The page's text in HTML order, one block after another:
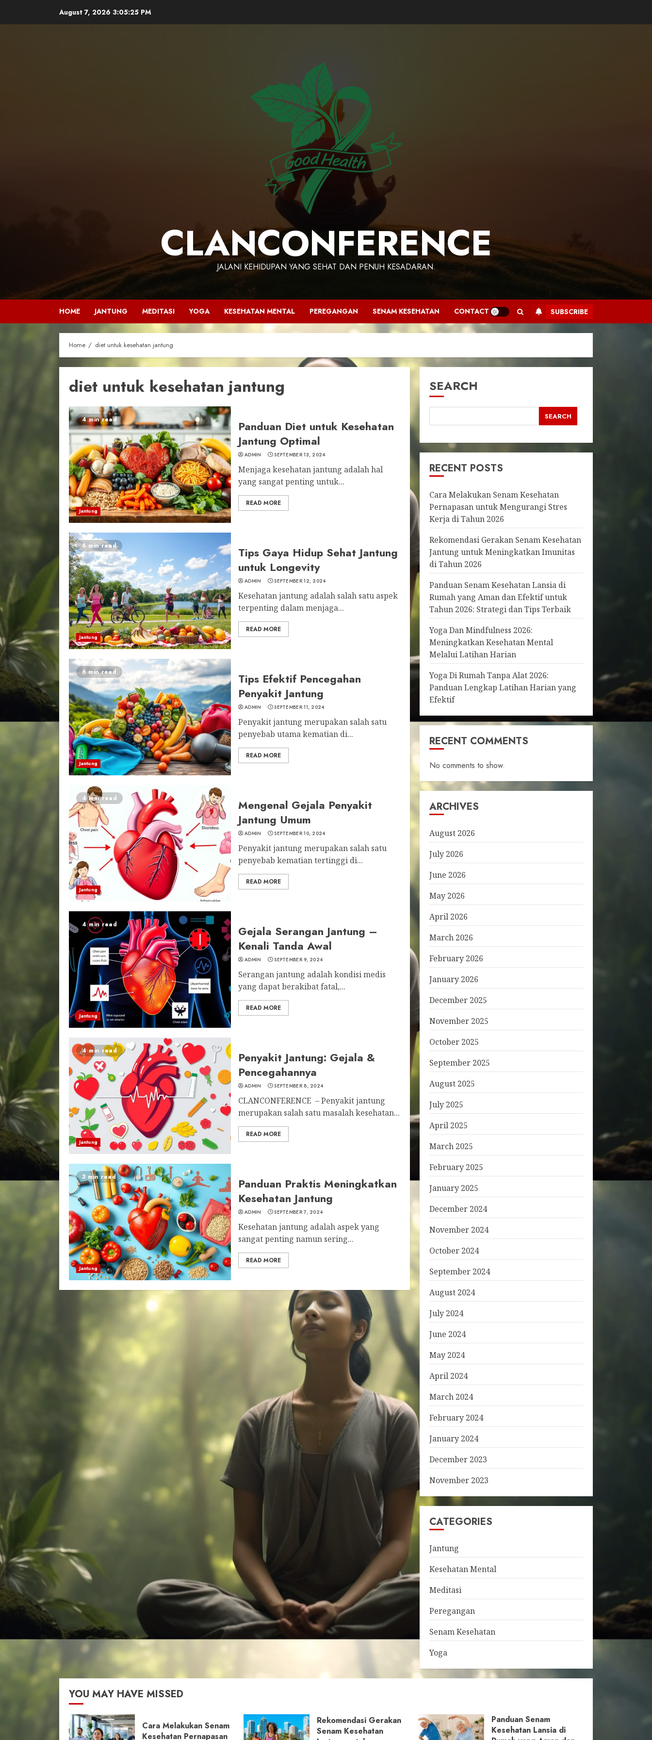
August 7, 2026 3:05:27 PM
CLANCONFERENCE
JALANI KEHIDUPAN YANG SEHAT DAN PENUH KESADARAN.
HOME JANTUNG MEDITASI YOGA KESEHATAN MENTAL PEREGANGAN SENAM KESEHATAN CONTACT SUBSCRIBE
Home diet untuk kesehatan jantung
diet untuk kesehatan jantung
4 min read
Jantung
Panduan Diet untuk Kesehatan
Jantung Optimal
ADMIN SEPTEMBER 13, 2024
Menjaga kesehatan jantung adalah hal
yang sangat penting untuk...
READ MORE
6 min read
Jantung
Tips Gaya Hidup Sehat Jantung
untuk Longevity
ADMIN SEPTEMBER 12, 2024
Kesehatan jantung adalah salah satu aspek
terpenting dalam menjaga...
READ MORE
6 min read
Jantung
Tips Efektif Pencegahan
Penyakit Jantung
ADMIN SEPTEMBER 11, 2024
Penyakit jantung merupakan salah satu
penyebab utama kematian di...
READ MORE
4 min read
Jantung
Mengenal Gejala Penyakit
Jantung Umum
ADMIN SEPTEMBER 10, 2024
Penyakit jantung merupakan salah satu
penyebab kematian tertinggi di...
READ MORE
4 min read
Jantung
Gejala Serangan Jantung –
Kenali Tanda Awal
ADMIN SEPTEMBER 9, 2024
Serangan jantung adalah kondisi medis
yang dapat berakibat fatal,...
READ MORE
4 min read
Jantung
Penyakit Jantung: Gejala &
Pencegahannya
ADMIN SEPTEMBER 8, 2024
CLANCONFERENCE – Penyakit jantung
merupakan salah satu masalah kesehatan...
READ MORE
3 min read
Jantung
Panduan Praktis Meningkatkan
Kesehatan Jantung
ADMIN SEPTEMBER 7, 2024
Kesehatan jantung adalah aspek yang
sangat penting namun sering...
READ MORE
SEARCH
SEARCH
RECENT POSTS
Cara Melakukan Senam Kesehatan
Pernapasan untuk Mengurangi Stres
Kerja di Tahun 2026
Rekomendasi Gerakan Senam Kesehatan
Jantung untuk Meningkatkan Imunitas
di Tahun 2026
Panduan Senam Kesehatan Lansia di
Rumah yang Aman dan Efektif untuk
Tahun 2026: Strategi dan Tips Terbaik
Yoga Dan Mindfulness 2026:
Meningkatkan Kesehatan Mental
Melalui Latihan Harian
Yoga Di Rumah Tanpa Alat 2026:
Panduan Lengkap Latihan Harian yang
Efektif
RECENT COMMENTS
No comments to show.
ARCHIVES
August 2026
July 2026
June 2026
May 2026
April 2026
March 2026
February 2026
January 2026
December 2025
November 2025
October 2025
September 2025
August 2025
July 2025
April 2025
March 2025
February 2025
January 2025
December 2024
November 2024
October 2024
September 2024
August 2024
July 2024
June 2024
May 2024
April 2024
March 2024
February 2024
January 2024
December 2023
November 2023
CATEGORIES
Jantung
Kesehatan Mental
Meditasi
Peregangan
Senam Kesehatan
Yoga
YOU MAY HAVE MISSED
Cara Melakukan Senam
Kesehatan Pernapasan
Rekomendasi Gerakan
Senam Kesehatan
Panduan Senam
Kesehatan Lansia di